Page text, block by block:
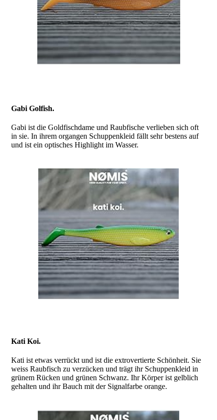
Gabi Golfish.
Gabi ist die Goldfischdame und Raubfische verlieben sich oft
in sie. In ihrem organgen Schuppenkleid fällt sehr bestens auf
und ist ein optisches Highlight im Wasser.
Kati Koi.
Kati ist etwas verrückt und ist die extrovertierte Schönheit. Sie
weiss Raubfisch zu verzücken und trägt ihr Schuppenkleid in
grünem Rücken und grünen Schwanz. Ihr Körper ist gelblich
gehalten und ihr Bauch mit der Signalfarbe orange.